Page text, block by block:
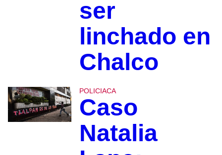
ser
linchado en
Chalco
POLICIACA
Caso
Natalia